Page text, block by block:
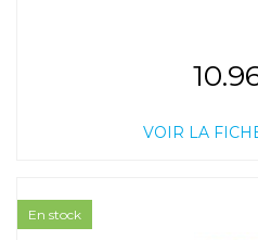
VOIR LA
En stock